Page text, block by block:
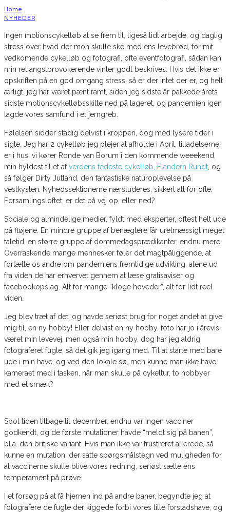
Home
NYHEDER
Ingen motionscykelløb at se frem til, ligeså lidt arbejde, og daglig
stress over hvad der mon skulle ske med ens levebrød, for mit
vedkomende cykelløb og fotografi, ofte eventfotografi, sådan kan
min ret angstprovokerende vinter godt beskrives. Hvis det ikke er
opskriften på en god omgang stress, så er der intet der er, og helt
ærligt, jeg har været pænt ramt, siden jeg sidste år pakkede årets
sidste motionscykelløbsskilte ned på lageret, og pandemien igen
lagde vores samfund i et jerngreb.
Følelsen sidder stadig delvist i kroppen, dog med lysere tider i
sigte. Jeg har 2 cykelløb jeg plejer at afholde i April, tilladelserne
er i hus, vi kører Ronde van Borum i den kommende weeekend,
min hyldest til et afverdens fedeste cykelløb, Flandern Rundt , og
så følger Dirty Jutland, den fantastiske naturoplevelse på
vestkysten. Nyhedssektionerne nærstuderes, sikkert alt for ofte.
Forsamlingsloftet, er det på vej op, eller ned?
Sociale og almindelige medier, fyldt med eksperter, oftest helt ude
på fløjene. En mindre gruppe af benægtere får uretmæssigt meget
taletid, en større gruppe af dommedagsprædikanter, endnu mere.
Overraskende mange mennesker føler det magtpåliggende, at
fortælle os andre om pandemiens fremtidige udvikling, alene ud
fra viden de har erhvervet gennem at læse gratisaviser og
facebookopslag. Alt for mange “kloge hoveder”, alt for lidt reel
viden.
Jeg blev træt af det, og havde seriøst brug for noget andet at give
mig til, en ny hobby! Eller delvist en ny hobby, foto har jo i årevis
været min levevej, men også min hobby, dog har jeg aldrig
fotograferet fugle, så det gik jeg igang med. Til at starte med bare
ude i min have, og ved den lokale sø, men kunne man ikke have
kameraet med i tasken, når man skulle på cykeltur, to hobbyer
med et smæk?
Spol tiden tilbage til december, endnu var ingen vacciner
godkendt, og de første mutationer havde “meldt sig på banen”,
bl.a. den britiske variant. Hvis man ikke var frustreret allerede, så
kunne en mutation, der satte spørgsmålstegn ved muligheden for
at vaccinerne skulle blive vores redning, seriøst sætte ens
temperament på prøve.
I et forsøg på at få hjernen ind på andre baner, begyndte jeg at
fotografere de fugle der kiggede forbi vores lille forstadshave, og